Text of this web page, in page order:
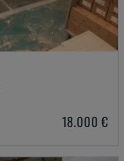
18.000 €